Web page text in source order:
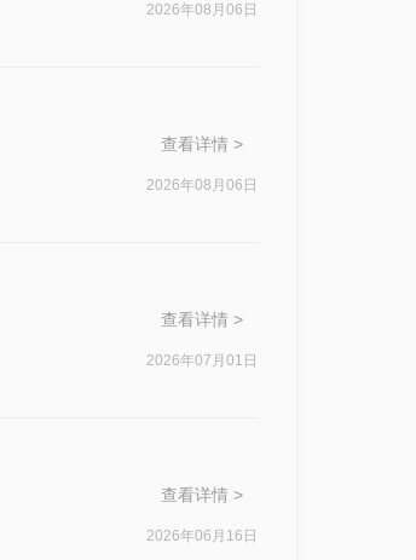
2026年08月06日
查看详情 >
2026年08月06日
查看详情 >
2026年07月01日
查看详情 >
2026年06月16日